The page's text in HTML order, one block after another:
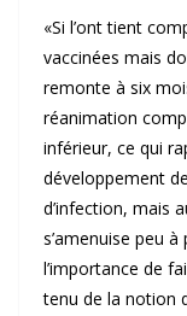
«Si l’ont tient
vaccinées mais
remonte à six
réanimation
inférieur, ce qui
développement
d’infection, mais
s’amenuise peu
l’importance de
tenu de la notion